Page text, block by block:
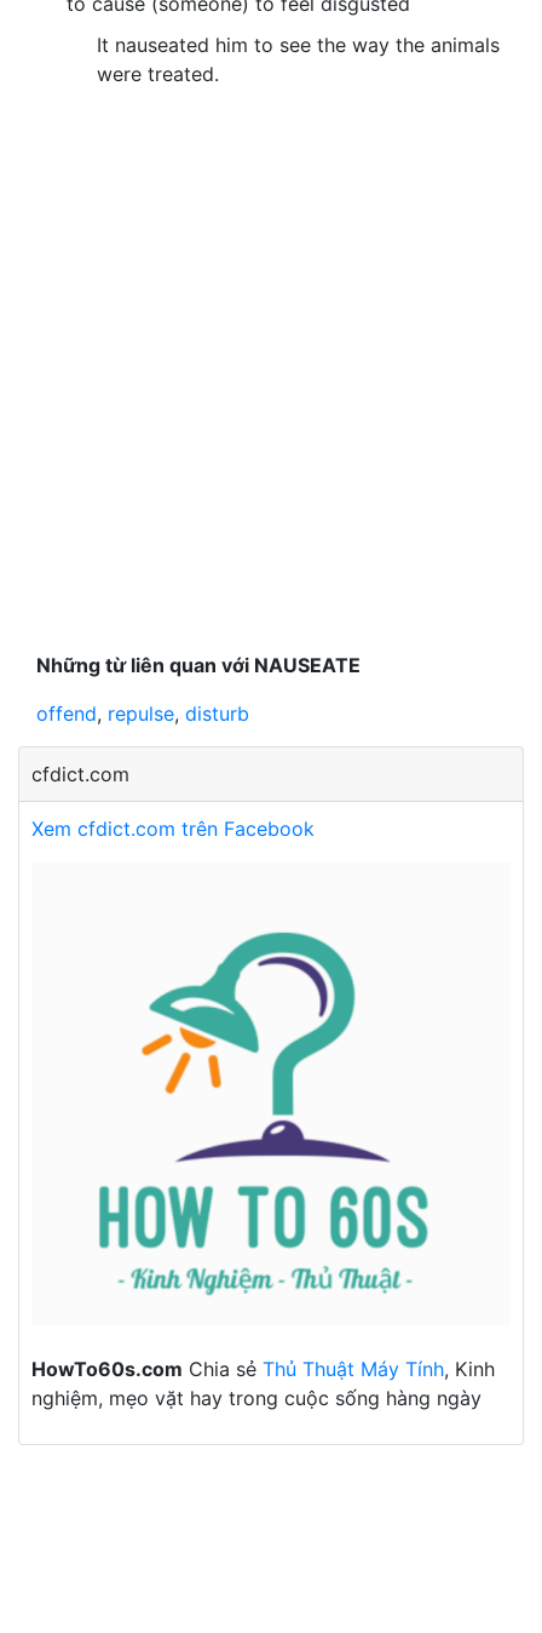
It nauseated him to see the way the animals
were treated.
Những từ liên quan với NAUSEATE
offend, repulse, disturb
cfdict.com
Xem cfdict.com trên Facebook
HowTo60s.com Chia sẻ Thủ Thuật Máy Tính, Kinh
nghiệm, mẹo vặt hay trong cuộc sống hàng ngày